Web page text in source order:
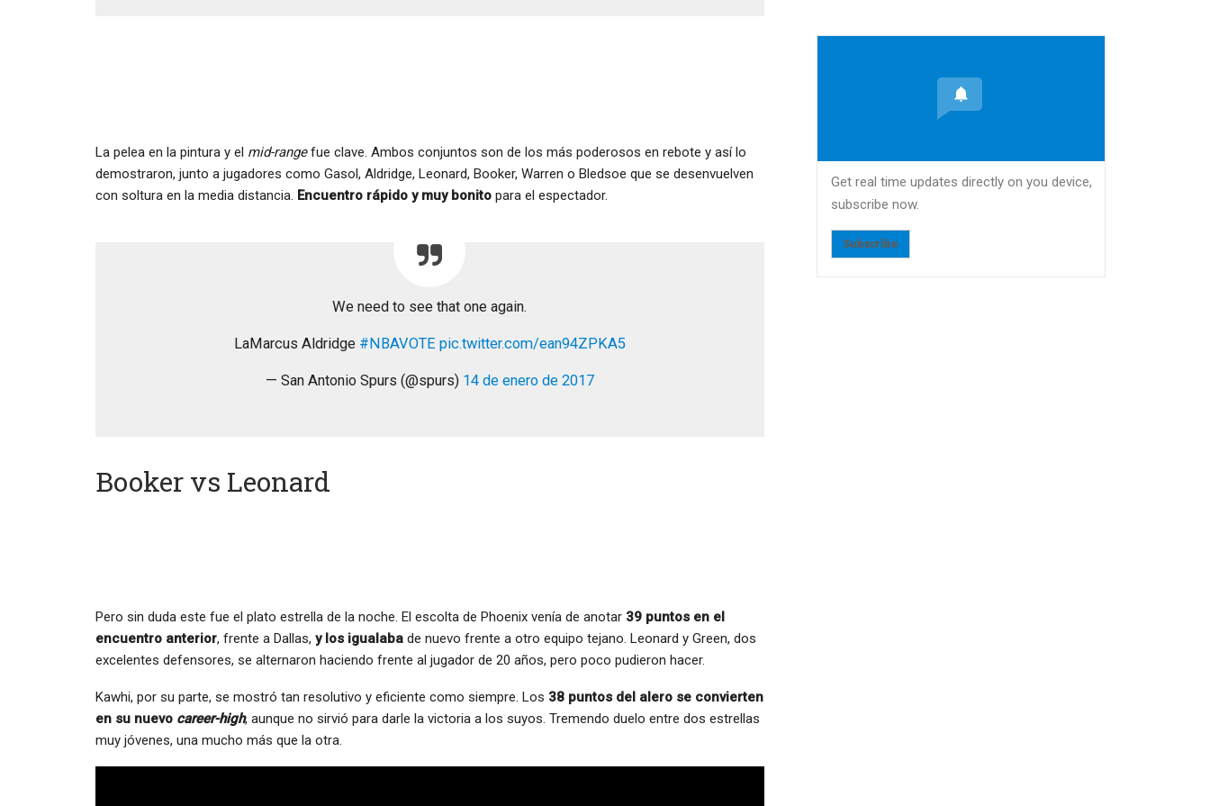
La pelea en la pintura y el mid-rangefue clave. Ambos conjuntos son de los más poderosos en rebote y así lo
demostraron, junto a jugadores como Gasol, Aldridge, Leonard, Booker, Warren o Bledsoe que se desenvuelven
con soltura en la media distancia. Encuentro rápido y muy bonito para el espectador.
We need to see that one again.
LaMarcus Aldridge #NBAVOTE pic.twitter.com/ean94ZPKA5
— San Antonio Spurs (@spurs) 14 de enero de 2017
Booker vs Leonard
Pero sin duda este fue el plato estrella de la noche. El escolta de Phoenix venía de anotar 39 puntos en el
encuentro anterior, frente a Dallas, y los igualaba de nuevo frente a otro equipo tejano. Leonard y Green, dos
excelentes defensores, se alternaron haciendo frente al jugador de 20 años, pero poco pudieron hacer.
Kawhi, por su parte, se mostró tan resolutivo y eficiente como siempre. Los 38 puntos del alero se convierten
en su nuevo career-high, aunque no sirvió para darle la victoria a los suyos. Tremendo duelo entre dos estrellas
muy jóvenes, una mucho más que la otra.
Get real time updates directly on you device,
subscribe now.
Subscribe